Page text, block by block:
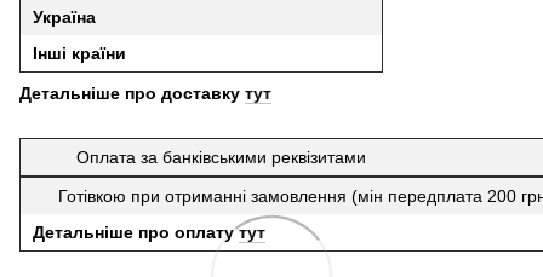
Україна
Інші країни
Детальніше про доставку тут
Оплата за банківськими реквізитами
Готівкою при отриманні замовлення (мін передплата 200
Детальніше про оплатутут